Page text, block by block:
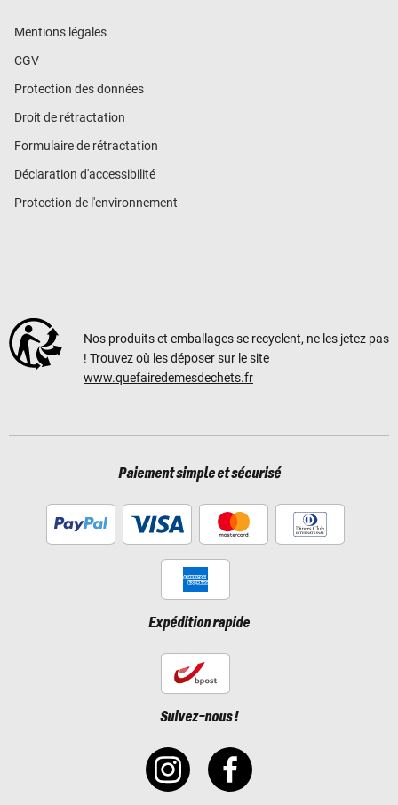
Mentions légales
CGV
Protection des données
Droit de rétractation
Formulaire de rétractation
Déclaration d'accessibilité
Protection de l'environnement
Nos produits et emballages se recyclent, ne les jetez pas
! Trouvez où les déposer sur le site
www.quefairedemesdechets.fr
Paiement simple et sécurisé
Expédition rapide
Suivez-nous !